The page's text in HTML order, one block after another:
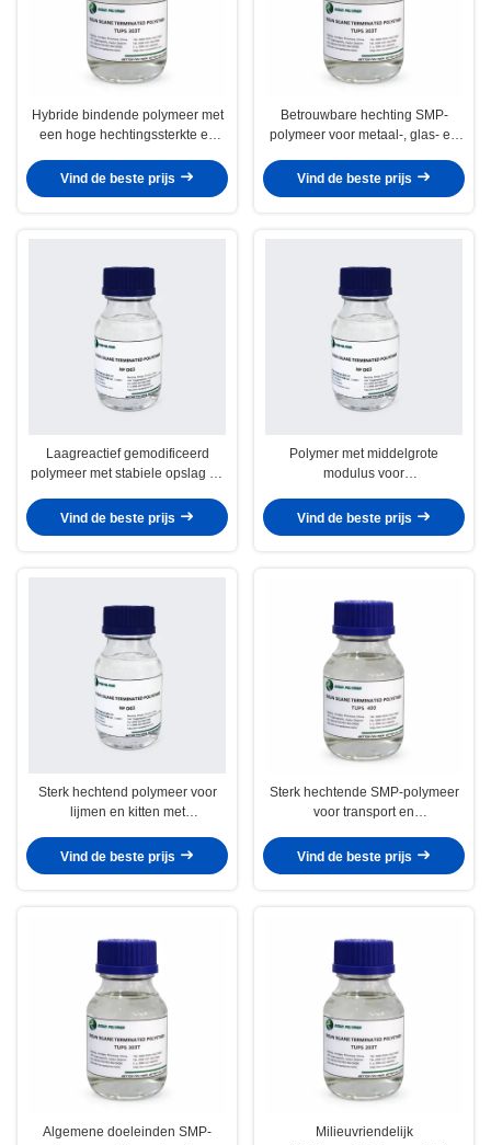
Hybride bindende polymeer met
een hoge hechtingssterkte en
verwerkingsstabiliteit
Vind de beste prijs
Betrouwbare hechting SMP-
polymeer voor metaal-, glas- en
Vind de beste prijs
Laagreactief gemodificeerd
polymeer met stabiele opslag en
de productie van kitten en lijmen
Vind de beste prijs
Polymer met middelgrote
modulus voor
consistente prestatie voor het
samensteken van machines met
Vind de beste prijs
Sterk hechtend polymeer voor
lijmen en kitten met
constructiemontage
Vind de beste prijs
Sterk hechtende SMP-polymeer
voor transport en
Vind de beste prijs
Algemene doeleinden SMP-
Milieuvriendelijk